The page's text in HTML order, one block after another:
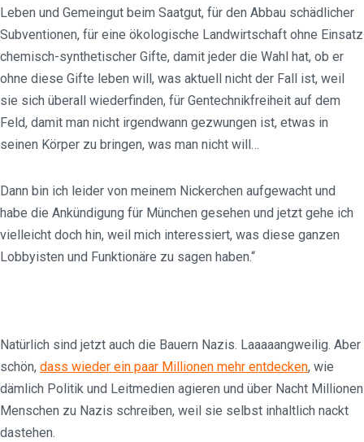
Leben und Gemeingut beim Saatgut, für den Abbau schädlicher
Subventionen, für eine ökologische Landwirtschaft ohne Einsatz
chemisch-synthetischer Gifte, damit jeder die Wahl hat, ob er
ohne diese Gifte leben will, was aktuell nicht der Fall ist, weil
sie sich überall wiederfinden, für Gentechnikfreiheit auf dem
Feld, damit man nicht irgendwann gezwungen ist, etwas in
seinen Körper zu bringen, was man nicht will…
Dann bin ich leider von meinem Nickerchen aufgewacht und
habe die Ankündigung für München gesehen und jetzt gehe ich
vielleicht doch hin, weil mich interessiert, was diese ganzen
Lobbyisten und Funktionäre zu sagen haben.“
Natürlich sind jetzt auch die Bauern Nazis. Laaaaangweilig. Aber
schön, dass wieder ein paar Millionen mehr entdecken, wie
dämlich Politik und Leitmedien agieren und über Nacht Millionen
Menschen zu Nazis schreiben, weil sie selbst inhaltlich nackt
dastehen.